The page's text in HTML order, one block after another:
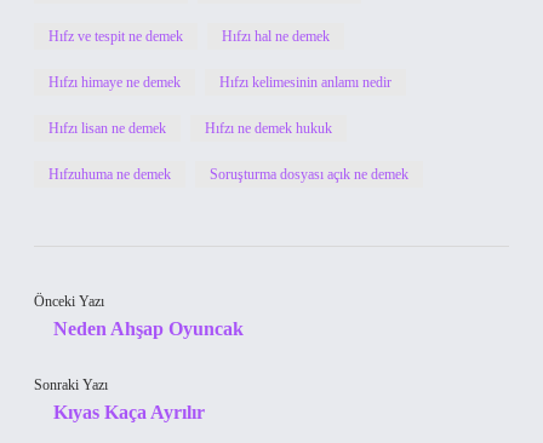
Hıfz ve tespit ne demek Hıfzı hal ne demek
Hıfzı himaye ne demek Hıfzı kelimesinin anlamı nedir
Hıfzı lisan ne demek Hıfzı ne demek hukuk
Hıfzuhuma ne demek Soruşturma dosyası açık ne demek
Önceki Yazı
Neden Ahşap Oyuncak
Sonraki Yazı
Kıyas Kaça Ayrılır